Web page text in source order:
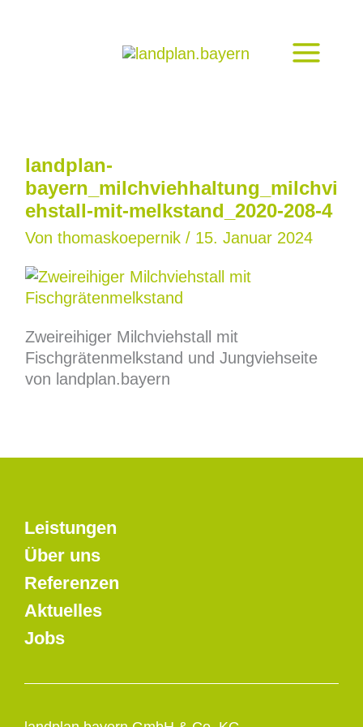
landplan-
bayern_milchviehhaltung_milchvi
ehstall-mit-melkstand_2020-208-4
Von thomaskoepernik / 15. Januar 2024
Zweireihiger Milchviehstall mit
Fischgrätenmelkstand und Jungviehseite
von landplan.bayern
Leistungen
Über uns
Referenzen
Aktuelles
Jobs